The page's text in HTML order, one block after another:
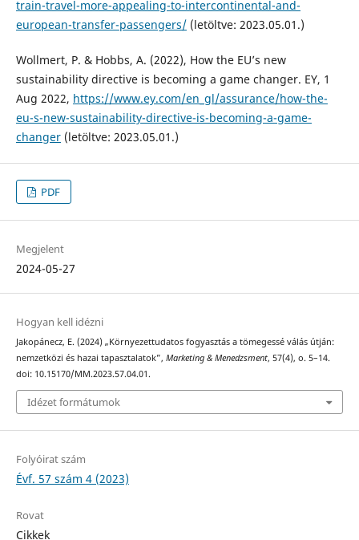
train-travel-more-appealing-to-intercontinental-and-
european-transfer-passengers/(letöltve: 2023.05.01.)
Wollmert, P. & Hobbs, A. (2022), How the EU’s new
sustainability directive is becoming a game changer. EY, 1
Aug 2022, https://www.ey.com/en_gl/assurance/how-the-
eu-s-new-sustainability-directive-is-becoming-a-game-
changer(letöltve: 2023.05.01.)
PDF
Megjelent
2024-05-27
Hogyan kell idézni
Jakopánecz, E. (2024) „Környezettudatos fogyasztás a tömegessé válás útján:
nemzetközi és hazai tapasztalatok”, Marketing & Menedzsment, 57(4), o. 5–14.
doi: 10.15170/MM.2023.57.04.01.
Idézet formátumok
Folyóirat szám
Évf. 57 szám 4 (2023)
Rovat
Cikkek